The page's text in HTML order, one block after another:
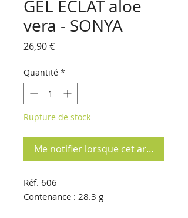
GEL ECLAT aloe
vera - SONYA
26,90 €Prix
Quantité *
Rupture de stock
Me notifier lorsque cet article est
Réf. 606
Contenance : 28.3 g